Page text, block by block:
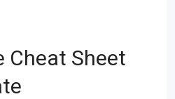
Cheat Sheet